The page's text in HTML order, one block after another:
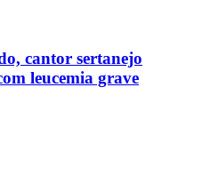
cantor sertanejo
leucemia grave